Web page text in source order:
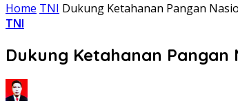
Home TNI Dukung Ketahanan Pangan
TNI
Dukung Ketahanan Pangan